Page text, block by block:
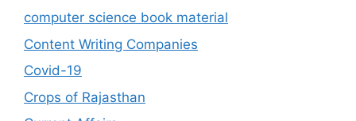
computer science book material
Content Writing Companies
Covid-19
Crops of Rajasthan